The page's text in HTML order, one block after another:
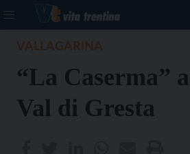
“La Caserma”
Val di Gresta